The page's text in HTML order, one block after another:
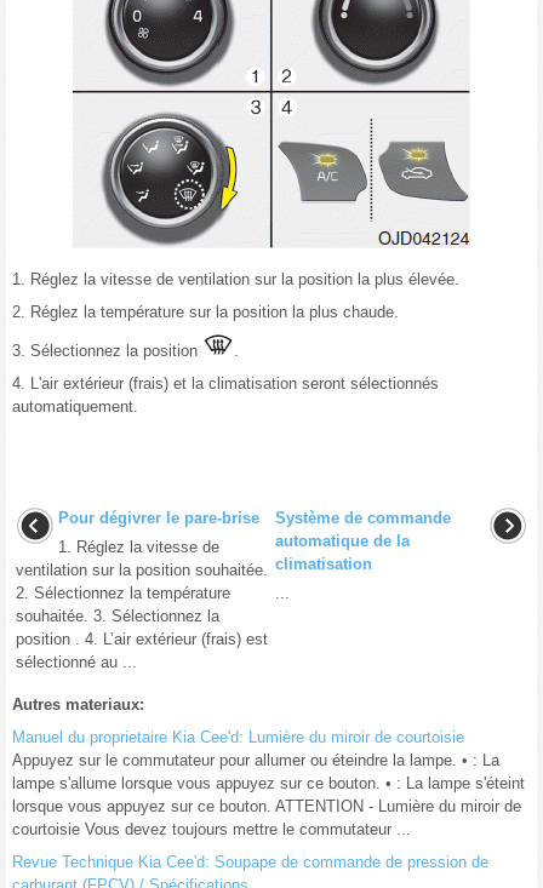
1. Réglez la vitesse de ventilation sur la position la plus élevée.
2. Réglez la température sur la position la plus chaude.
3. Sélectionnez la position
.
4. L'air extérieur (frais) et la climatisation seront sélectionnés
automatiquement.
Pour dégivrer le pare-brise
1. Réglez la vitesse de
ventilation sur la position souhaitée.
2. Sélectionnez la température
souhaitée. 3. Sélectionnez la
position . 4. L’air extérieur (frais) est
sélectionné au ...
Système de commande
automatique de la
climatisation
...
Autres materiaux:
Manuel du proprietaire Kia Cee'd: Lumière du miroir de courtoisie
Appuyez sur le commutateur pour allumer ou éteindre la lampe. • : La
lampe s'allume lorsque vous appuyez sur ce bouton. • : La lampe s'éteint
lorsque vous appuyez sur ce bouton. ATTENTION - Lumière du miroir de
courtoisie Vous devez toujours mettre le commutateur ...
Revue Technique Kia Cee'd: Soupape de commande de pression de